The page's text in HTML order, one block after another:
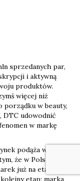
sprzedanych par,
i aktywną
produktów.
więcej niż
w beauty,
udowodnić
w markę
podąża w
że w Polsce duże
już na etapie